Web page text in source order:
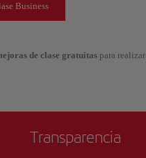
Business
de clase gratuitas para realizar
Transparencia